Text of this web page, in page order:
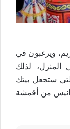
ويرغبون في
المنزل، لذلك
ستجعل بيتك
من أقمشة